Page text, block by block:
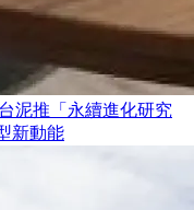
泥推「永續進化研究
新動能